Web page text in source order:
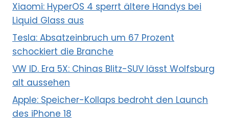
Xiaomi: HyperOS 4 sperrt ältere Handys bei
Liquid Glass aus
Tesla: Absatzeinbruch um 67 Prozent
schockiert die Branche
VW ID. Era 5X: Chinas Blitz-SUV lässt Wolfsburg
alt aussehen
Apple: Speicher-Kollaps bedroht den Launch
des iPhone 18